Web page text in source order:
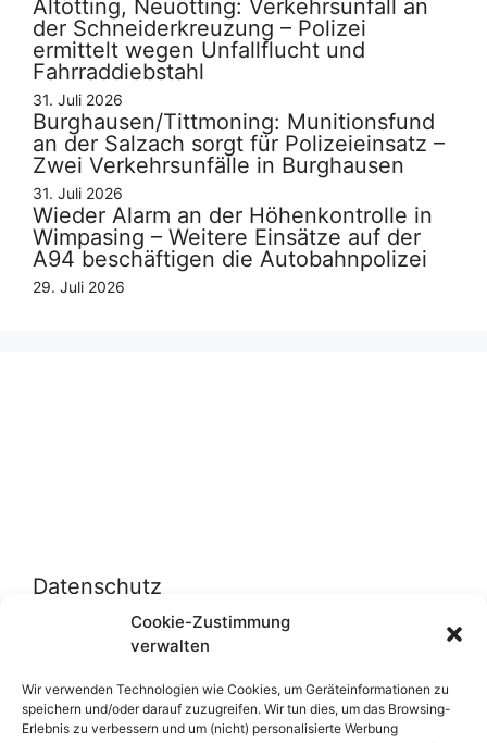
Cookie-Zustimmung
verwalten
Wir verwenden Technologien wie Cookies, um Geräteinformationen zu
speichern und/oder darauf zuzugreifen. Wir tun dies, um das Browsing-
Erlebnis zu verbessern und um (nicht) personalisierte Werbung
Altötting, Neuötting: Verkehrsunfall an
der Schneiderkreuzung – Polizei
ermittelt wegen Unfallflucht und
Fahrraddiebstahl
31. Juli 2026
Burghausen/Tittmoning: Munitionsfund
an der Salzach sorgt für Polizeieinsatz –
Zwei Verkehrsunfälle in Burghausen
31. Juli 2026
Wieder Alarm an der Höhenkontrolle in
Wimpasing – Weitere Einsätze auf der
A94 beschäftigen die Autobahnpolizei
29. Juli 2026
Datenschutz
Datenschutzerklärung
Cookie-Richtlinie (EU)